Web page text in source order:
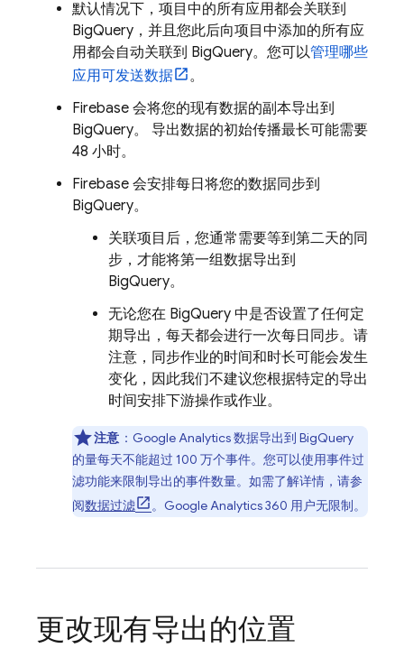
默认情况下，项目中的所有应用都会关联到
BigQuery ，并且您此后向项目中添加的所有应
用都会自动关联到 BigQuery。您可以管理哪些
应用可发送数据
。
Firebase 会将您的现有数据的副本导出到
BigQuery。 导出数据的初始传播最长可能需要
48 小时。
Firebase 会安排每日将您的数据同步到
BigQuery。
关联项目后，您通常需要等到第二天的同
步，才能将第一组数据导出到
BigQuery。
无论您在 BigQuery 中是否设置了任何定
期导出，每天都会进行一次每日同步。请
注意，同步作业的时间和时长可能会发生
变化，因此我们不建议您根据特定的导出
时间安排下游操作或作业。
注意 ： Google Analytics数据导出到 BigQuery
的量每天不能超过 100 万个事件。您可以使用事件过
滤功能来限制导出的事件数量。如需了解详情，请参
阅数据过滤 。 Google Analytics 360 用户无限制。
更改现有导出的位置